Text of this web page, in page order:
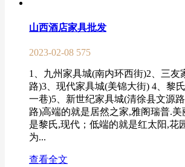
山西酒店家具批发
2023-02-08 575
1、九州家具城(南内环西街)2、三友
路)3、现代家具城(美锦大街) 4、黎
一巷)5、新世纪家具城(清徐县文源
路)高端的就是居然之家,雅阁瑞普.
是黎氏,现代；低端的就是红太阳,花
为...
查看全文